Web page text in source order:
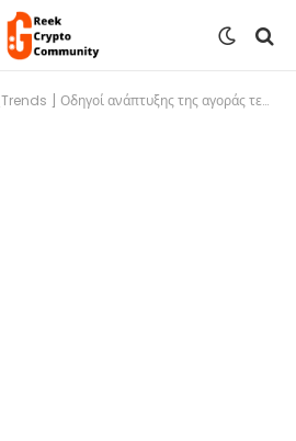
[Trends ] Οδηγοί ανάπτυξης της αγοράς τεχνολογίας Metaverse μαζί με κορυφαίες επωνυμίες RRoblox, Microsoft, Meta (πρώην Facebook) – Economica